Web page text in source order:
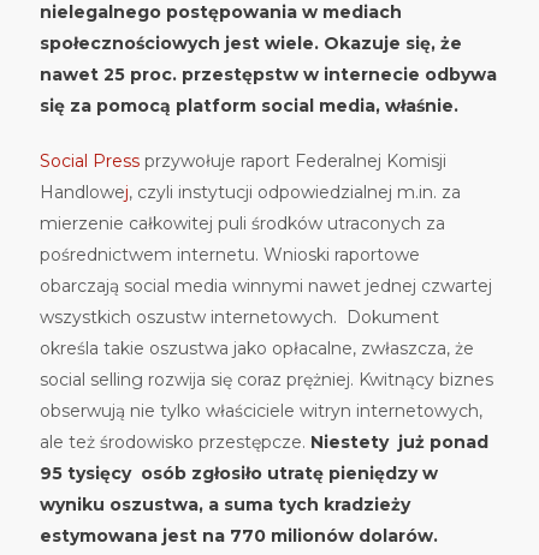
nielegalnego postępowania w mediach
społecznościowych jest wiele. Okazuje się, że
nawet 25 proc. przestępstw w internecie odbywa
się za pomocą platform social media, właśnie.
Social Press przywołuje raport Federalnej Komisji
Handlowej, czyli instytucji odpowiedzialnej m.in. za
mierzenie całkowitej puli środków utraconych za
pośrednictwem internetu. Wnioski raportowe
obarczają social media winnymi nawet jednej czwartej
wszystkich oszustw internetowych. Dokument
określa takie oszustwa jako opłacalne, zwłaszcza, że
social selling rozwija się coraz prężniej. Kwitnący biznes
obserwują nie tylko właściciele witryn internetowych,
ale też środowisko przestępcze. Niestety już ponad
95 tysięcy osób zgłosiło utratę pieniędzy w
wyniku oszustwa, a suma tych kradzieży
estymowana jest na 770 milionów dolarów.